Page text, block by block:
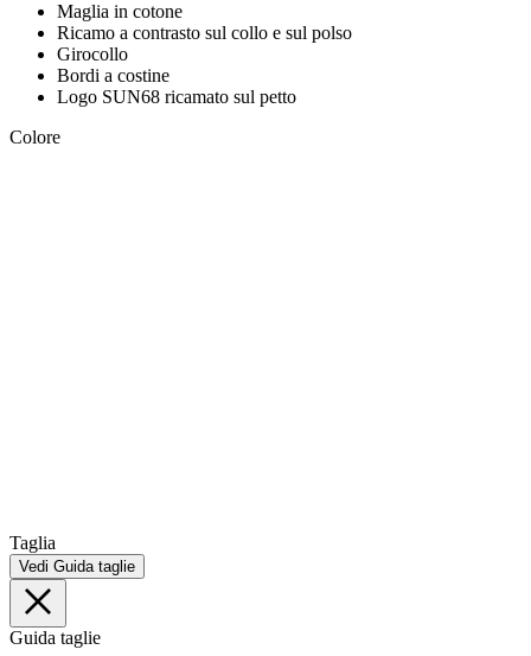
Maglia in cotone
Ricamo a contrasto sul collo e sul polso
Girocollo
Bordi a costine
Logo SUN68 ricamato sul petto
Colore
Taglia
Vedi Guida taglie
Guida taglie